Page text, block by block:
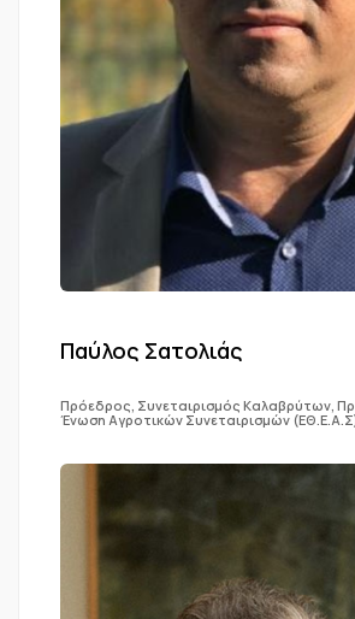
Παύλος Σατολιάς
Πρόεδρος, Συνεταιρισμός Καλαβρύτων,
Ένωση Αγροτικών Συνεταιρισμών